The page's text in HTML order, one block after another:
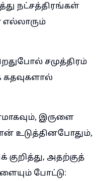
நட்சத்திரங்கள்
எல்லாரும்
சமுத்திரம்
இருளை
உடுத்தினபோதும்,
அதற்குத்
போட்டு: